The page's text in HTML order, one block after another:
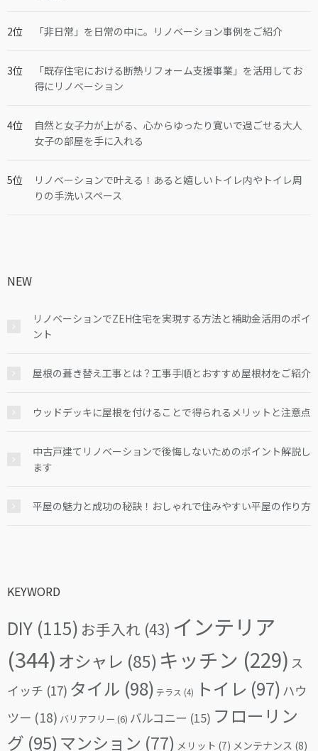
「非日常」を日常の中に。リノベーション事例をご紹介
「既存住宅における断熱リフォーム支援事業」を活用してお
得にリノベーション
自然と女子力が上がる、心からゆったり寛いで過ごせる大人
女子の部屋を手に入れる
リノベーションで叶える！あると嬉しいトイレ内やトイレ周
りの手洗いスペース
NEW
リノベーションでZEH住宅を実現する方法と補助金活用のポイ
ント
屋根の葺き替え工事とは？工事手順とおすすめ屋根材をご紹介
ウッドデッキに屋根を付けることで得られるメリットと注意点
中古戸建てリノベーションで後悔しないためのポイント解説し
ます
平屋の魅力と成功の秘訣！おしゃれで住みやすい平屋の作り方
KEYWORD
DIY (115) お手入れ (43) インテリア
(344) オシャレ (85) キッチン (229) ス
イッチ (17) タイル (98) テラス (4) トイレ (97) ハウ
ツー (18) バリアフリー (6) バルコニー (15) フローリン
グ (95)マンション (77) メリット (7) メンテナンス (8)